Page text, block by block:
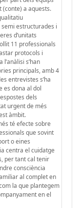
(conte) a aquests.
estructurades i
d’unitats
11 professionals
protocols i
s’han
principals, amb 4
entrevistes s’ha
es dona al dol
dels
urgent de més
àmbit.
té efecte sobre
que sovint
o eines
centra el cuidatge
per tant cal tenir
consciència
al complet en
la que plantegem
en el